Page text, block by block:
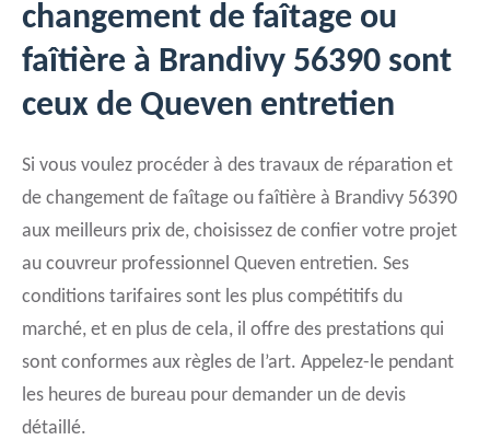
changement de faîtage ou
faîtière à Brandivy 56390 sont
ceux de Queven entretien
Si vous voulez procéder à des travaux de réparation et
de changement de faîtage ou faîtière à Brandivy 56390
aux meilleurs prix de, choisissez de confier votre projet
au couvreur professionnel Queven entretien. Ses
conditions tarifaires sont les plus compétitifs du
marché, et en plus de cela, il offre des prestations qui
sont conformes aux règles de l’art. Appelez-le pendant
les heures de bureau pour demander un de devis
détaillé.